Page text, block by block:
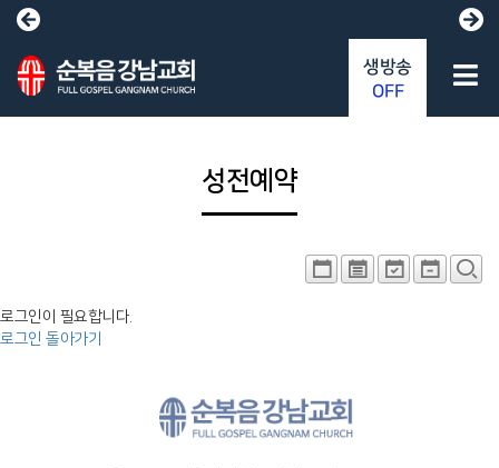
생방송
OFF
성전예약
로그인이 필요합니다.
로그인 돌아가기